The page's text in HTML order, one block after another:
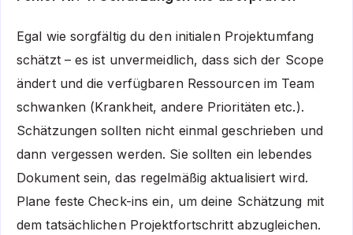
Egal wie sorgfältig du den initialen Projektumfang
schätzt – es ist unvermeidlich, dass sich der Scope
ändert und die verfügbaren Ressourcen im Team
schwanken (Krankheit, andere Prioritäten etc.).
Schätzungen sollten nicht einmal geschrieben und
dann vergessen werden. Sie sollten ein lebendes
Dokument sein, das regelmäßig aktualisiert wird.
Plane feste Check-ins ein, um deine Schätzung mit
dem tatsächlichen Projektfortschritt abzugleichen.